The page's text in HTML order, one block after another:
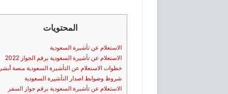
المحتويات
الاستعلام عن تأشيرة السعودية
الاستعلام عن تأشيرة السعودية برقم الجواز 2022
خطوات الاستعلام عن التأشيرة السعودية منصة أبشر
شروط وضوابط اصدار التأشيرة السعودية
الاستعلام عن تأشيرة السعودية برقم جواز السفر